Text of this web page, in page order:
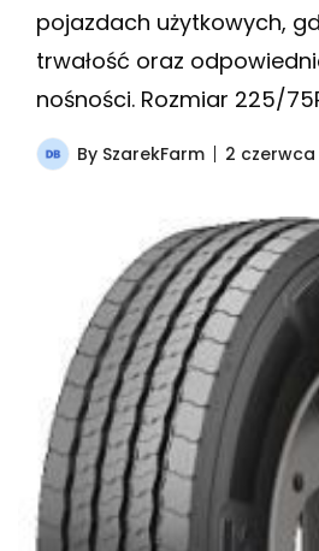
pojazdach użytkowych,
trwałość oraz
nośności. Rozmiar 225/
By SzarekFarm 2 czerwca